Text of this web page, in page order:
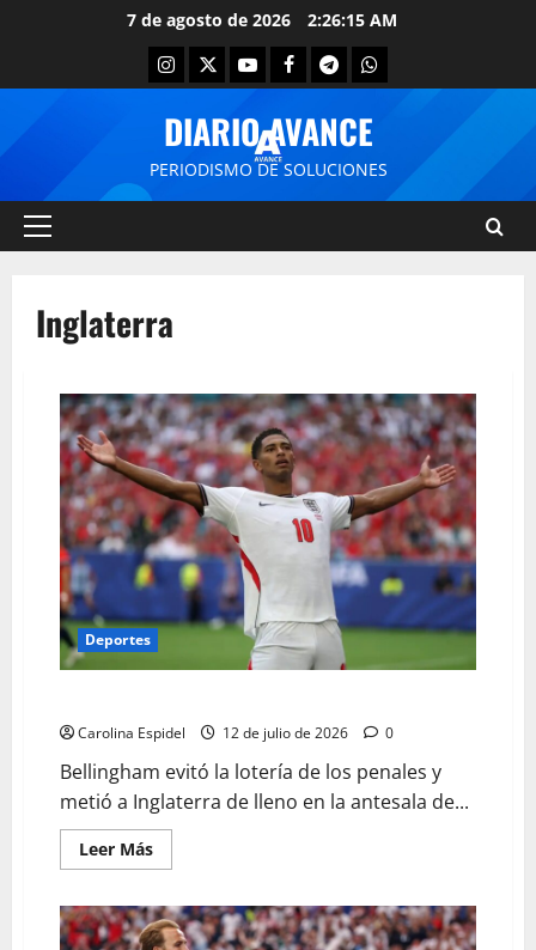
7 de agosto de 2026 2:26:15 AM
DIARIO AVANCE
PERIODISMO DE SOLUCIONES
Inglaterra
Deportes
Carolina Espidel 12 de julio de 2026 0
Bellingham evitó la lotería de los penales y
metió a Inglaterra de lleno en la antesala de...
Leer Más